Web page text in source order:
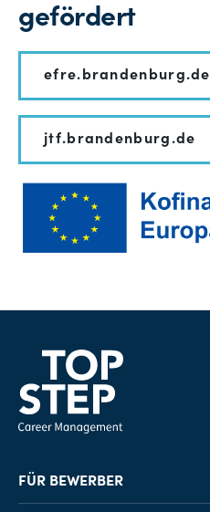
gefördert
efre.brandenburg.de
jtf.brandenburg.de
FÜR BEWERBER